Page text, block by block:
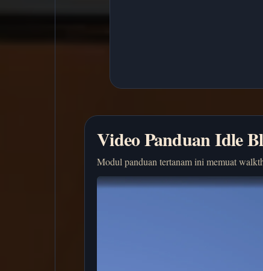
Video Panduan Idle
Modul panduan tertanam ini memuat